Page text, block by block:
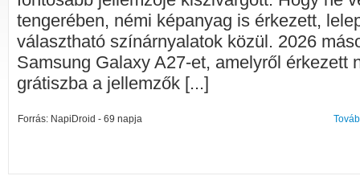
tengerében, némi képanyag is érkezett,
választható színárnyalatok közül. 2026
Samsung Galaxy A27-et, amelyről érkezett
grátiszba a jellemzők [...]
Forrás: NapiDroid - 69 napja